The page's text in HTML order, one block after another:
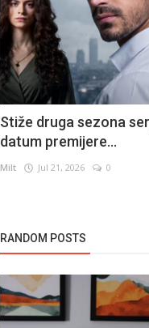
Stiže druga sezona
datum premijere...
Milt Jul 21, 2026 0
RANDOM POSTS